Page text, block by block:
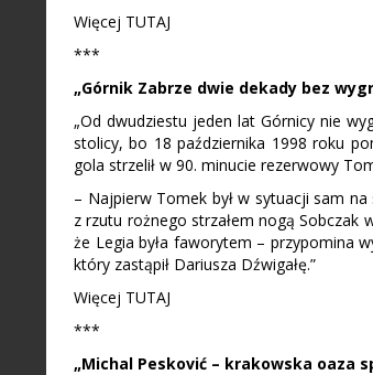
Więcej TUTAJ
***
„Górnik Zabrze dwie dekady bez
„Od dwudziestu jeden lat Górnicy nie
stolicy, bo 18 października 1998 roku
gola strzelił w 90. minucie rezerwowy
– Najpierw Tomek był w sytuacji sam
z rzutu rożnego strzałem nogą Sobczak
że Legia była faworytem – przypomina
który zastąpił Dariusza Dźwigałę.”
Więcej TUTAJ
***
„Michal Pesković – krakowska oaza